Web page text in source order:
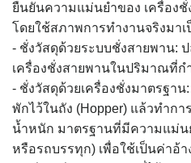
ยืนยันความแม่นยำของ เครื่องชั่
โดยใช้สภาพการทำงานจริงมาเ
- ชั่งวัสดุด้วยระบบชั่งสายพาน:
เครื่องชั่งสายพานในปริมาณที่
- ชั่งวัสดุด้วยเครื่องชั่งมาตรฐา
พักไว้ในถัง (Hopper) แล้วทำก
น้ำหนัก มาตรฐานที่มีความแม่น
หรือรถบรรทุก) เพื่อใช้เป็นค่าอ้า